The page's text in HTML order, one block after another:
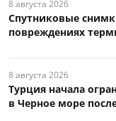
8 августа 2026
Спутниковые
повреждениях
8 августа 2026
Турция начала
в Черное море